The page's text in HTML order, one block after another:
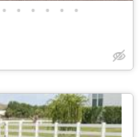
• • • • • •